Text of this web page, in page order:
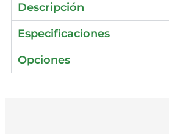
Descripción
Especificaciones
Opciones